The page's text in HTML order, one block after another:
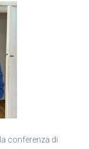
conferenza di